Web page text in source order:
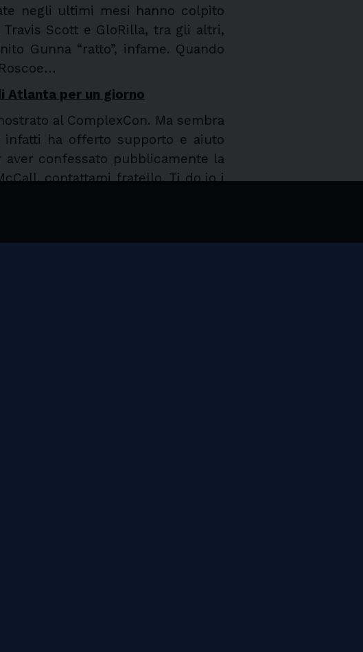
negli ultimi mesi hanno colpito
Scott e GloRilla, tra gli altri,
Gunna “ratto”, infame. Quando
Atlanta per un giorno
al ComplexCon. Ma sembra
ha offerto supporto e aiuto
confessato pubblicamente la
contattami fratello. Ti do io i